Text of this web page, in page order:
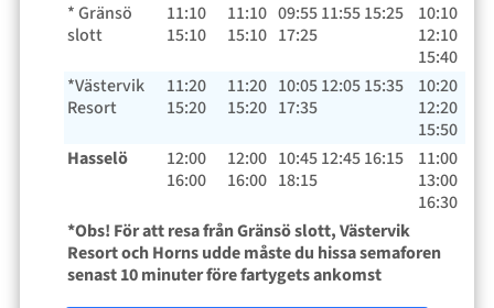
* Gränsö
slott
11:10
15:10
11:10
15:10
09:55 11:55 15:25
17:25
10:10
12:10
15:40
*Västervik
Resort
11:20
15:20
11:20
15:20
10:05 12:05 15:35
17:35
10:20
12:20
15:50
Hasselö
12:00
16:00
12:00
16:00
10:45 12:45 16:15
18:15
11:00
13:00
16:30
*Obs! För att resa från Gränsö slott, Västervik
Resort och Horns udde måste du hissa semaforen
senast 10 minuter före fartygets ankomst